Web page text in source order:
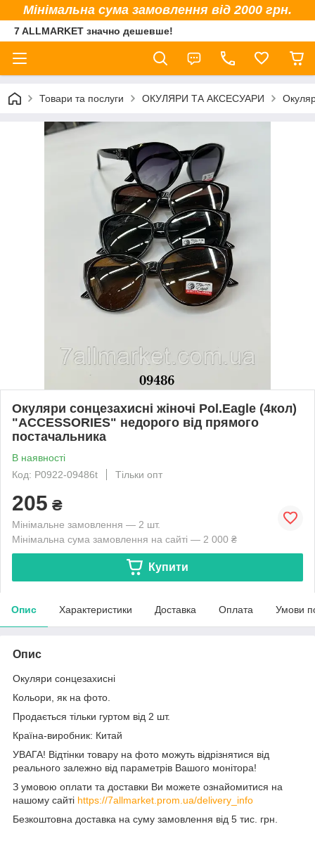
Мінімальна сума замовлення від 2000 грн.
7 ALLMARKET значно дешевше!
Товари та послуги ОКУЛЯРИ ТА АКСЕСУАРИ
Окуляри сонцезахисні жіночі Pol.Eagle (4кол)
"ACCESSORIES" недорого від прямого
постачальника
В наявності
Код: P0922-09486t
Тільки опт
205 ₴
Мінімальне замовлення — 2 шт.
Мінімальна сума замовлення на сайті — 2 000 ₴
Купити
Опис Характеристики Доставка Оплата Умови
Опис
Окуляри сонцезахисні
Кольори, як на фото.
Продається тільки гуртом від 2 шт.
Країна-виробник: Китай
УВАГА! Відтінки товару на фото можуть відрізнятися від
реального залежно від параметрів Вашого монітора!
З умовою оплати та доставки Ви можете ознайомитися на
нашому сайті https://7allmarket.prom.ua/delivery_info
Безкоштовна доставка на суму замовлення від 5 тис. грн.